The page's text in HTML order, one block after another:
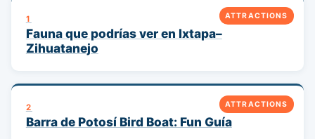
ATTRACTIONS
1
Fauna que podrías ver en Ixtapa–
Zihuatanejo
ATTRACTIONS
2
Barra de Potosí Bird Boat: Fun Guía